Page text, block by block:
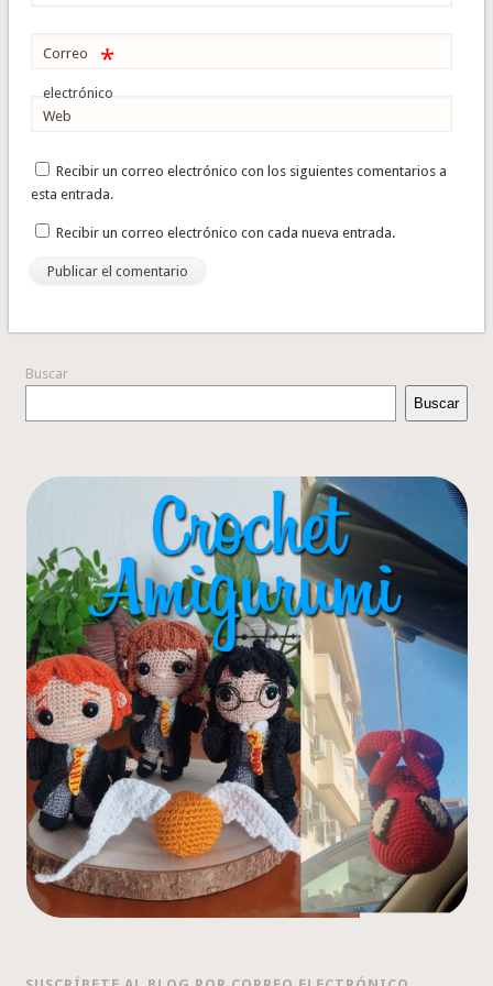
Correo
electrónico
*
Web
Recibir un correo electrónico con los siguientes comentarios a
esta entrada.
Recibir un correo electrónico con cada nueva entrada.
Buscar
Buscar